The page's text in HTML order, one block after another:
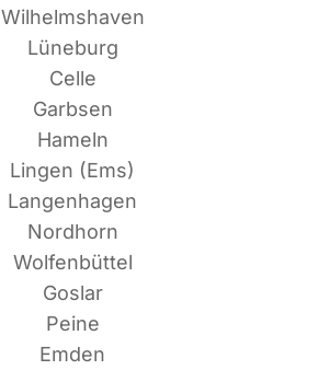
Wilhelmshaven
Lüneburg
Celle
Garbsen
Hameln
Lin­gen (Ems)
Langenhagen
Nordhorn
Wolfenbüttel
Goslar
Peine
Emden